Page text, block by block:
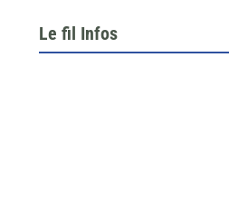
Le fil Infos